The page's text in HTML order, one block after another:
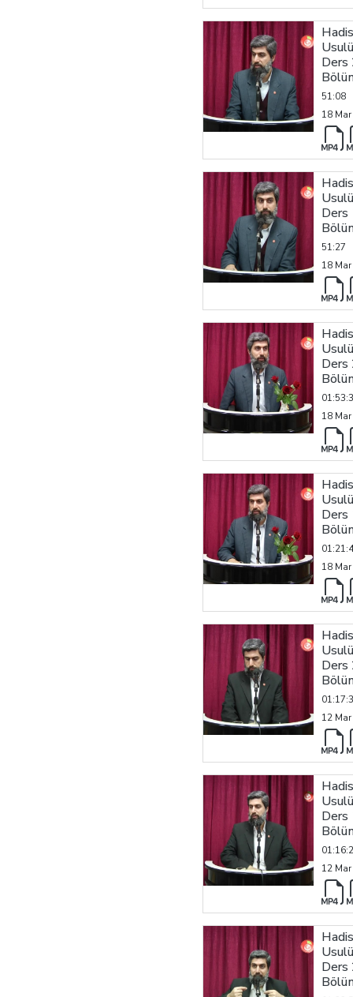
Hadis
Ders
51:08
18
Hadis
Ders
51:27
18
Hadis
Ders
18
Hadis
Ders
18
Hadis
Ders
12
Hadis
Ders
12
Hadis
Ders